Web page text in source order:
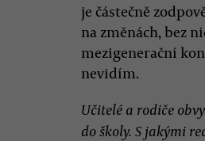
je částečně
na změnách, bez
mezigenerační
nevidím.
Učitelé a rodiče
do školy. S jakými